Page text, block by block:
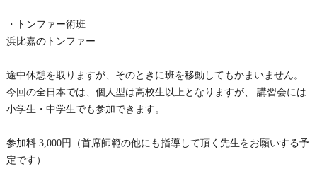
・トンファー術班
浜比嘉のトンファー
途中休憩を取りますが、そのときに班を移動してもかまいません。
今回の全日本では、個人型は高校生以上となりますが、
講習会には
小学生・中学生でも参加できます。
参加料 3,000円（首席師範の他にも指導して頂く先生をお願いする予
定です）